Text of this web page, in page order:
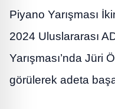
Piyano Yarışması
2024 Uluslararası
Yarışması’nda Jüri
görülerek adeta